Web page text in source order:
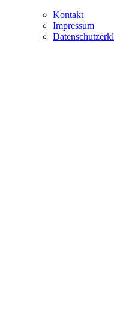
Kontakt
Impressum